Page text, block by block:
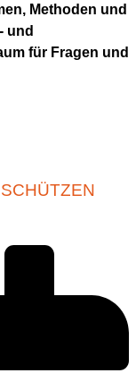
Methoden und
und
für Fragen und